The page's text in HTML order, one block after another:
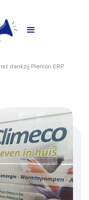
dankzij Plenion ERP